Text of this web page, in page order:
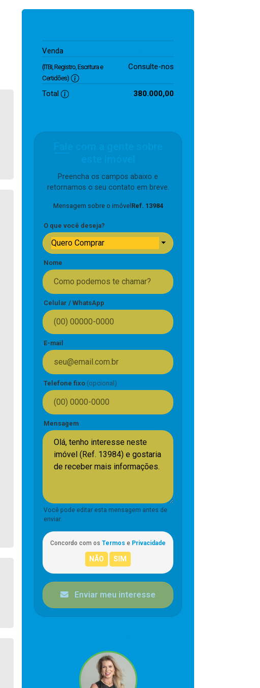
Venda
(ITBI, Registro, Escritura e
Certidões)
Consulte-nos
Total 380.000,00
Preencha os campos abaixo e
retornamos o seu contato em breve.
Mensagem sobre o imóvel Ref. 13984
O que você deseja?
Quero Comprar
Nome
Celular / WhatsApp
E-mail
Telefone fixo (opcional)
Mensagem
Você pode editar esta mensagem antes de
enviar.
Concordo com os Termos e Privacidade
Enviar meu interesse